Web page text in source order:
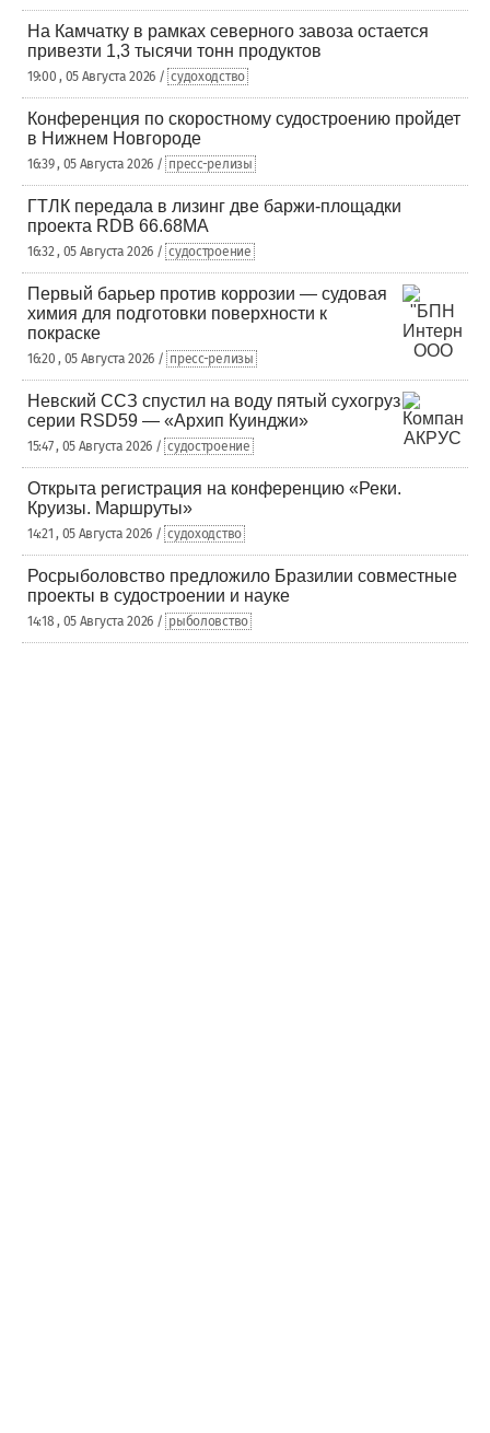
На Камчатку в рамках северного завоза остается
привезти 1,3 тысячи тонн продуктов
19:00 , 05 Августа 2026 / судоходство
Конференция по скоростному судостроению пройдет
в Нижнем Новгороде
16:39 , 05 Августа 2026 / пресс-релизы
ГТЛК передала в лизинг две баржи-площадки
проекта RDB 66.68МА
16:32 , 05 Августа 2026 / судостроение
Первый барьер против коррозии — судовая
химия для подготовки поверхности к
покраске
16:20 , 05 Августа 2026 / пресс-релизы
Невский ССЗ спустил на воду пятый сухогруз
серии RSD59 — «Архип Куинджи»
15:47 , 05 Августа 2026 / судостроение
Открыта регистрация на конференцию «Реки.
Круизы. Маршруты»
14:21 , 05 Августа 2026 / судоходство
Росрыболовство предложило Бразилии совместные
проекты в судостроении и науке
14:18 , 05 Августа 2026 / рыболовство